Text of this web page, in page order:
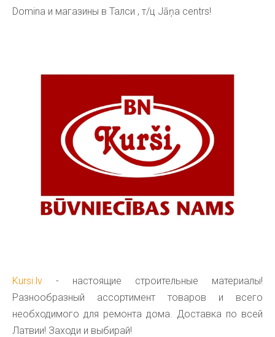
Domina и магазины в Талси , т/ц Jāņa centrs!
Kursi.lv - настоящие строительные материалы!
Разнообразный ассортимент товаров и всего
необходимого для ремонта дома. Доставка по всей
Латвии! Заходи и выбирай!